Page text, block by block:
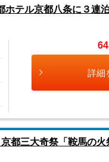
テル京都八条に３連
詳細
都三大奇祭「鞍馬の火